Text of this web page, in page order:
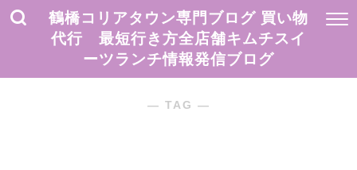
鶴橋コリアタウン専門ブログ 買い物
代行 最短行き方全店舗キムチスイ
ーツランチ情報発信ブログ
― TAG ―